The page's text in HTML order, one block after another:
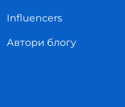
Influencers
Автори блогу